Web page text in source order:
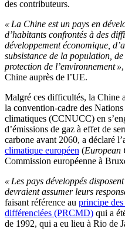
des contributeurs.
« La Chine est un pays en
d’habitants confrontés à des
développement économique,
subsistance de la population,
protection de l’environnement »
Chine auprès de l’UE.
Malgré ces difficultés, la Chine
la convention-cadre des
climatiques (CCNUCC) en
d’émissions de gaz à effet de
carbone avant 2060, a déclaré
climatique européen (European
Commission européenne à
« Les pays développés
devraient assumer leurs
faisant référence au principe
différenciées (PRCMD) qui a
de 1992, qui a eu lieu à Rio de